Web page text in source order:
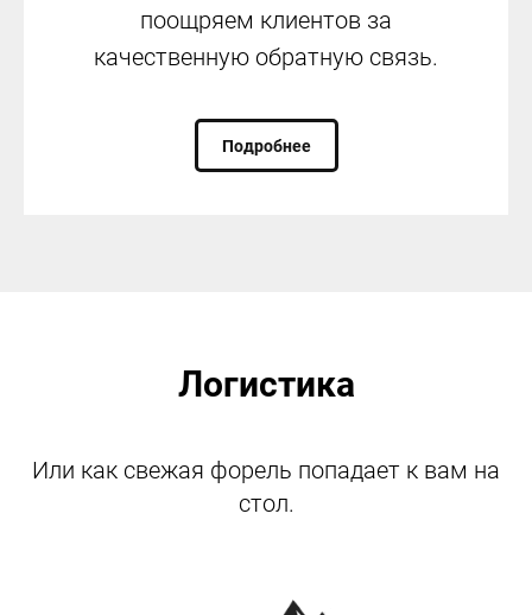
поощряем клиентов за
качественную обратную связь.
Подробнее
Логистика
Или как свежая форель попадает к вам на
стол.